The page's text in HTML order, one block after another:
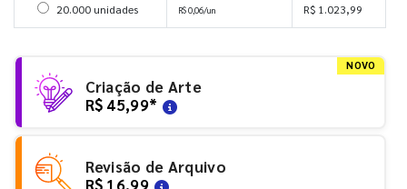
Selecionar 20000 unidades
20.000 unidades R$ 0,06/un R$ 1.023,99
NOVO
Criação de Arte
R$ 45,99*
Revisão de Arquivo
R$ 16,99